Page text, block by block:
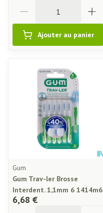
Ajouter au panier
Gum
Gum Trav-ler Brosse
Interdent. 1,1mm 6 1414m6
6,68 €